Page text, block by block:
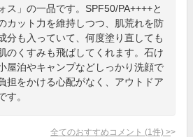
ス」の一品です。SPF50/PA++++と
カット力を維持しつつ、肌荒れを防
分も入っていて、何度塗り直しても
のくすみも飛ばしてくれます。石け
屋泊やキャンプなどしっかり洗顔で
担をかける心配がなく、アウトドア
す。
全てのおすすめコメント (1 件) >